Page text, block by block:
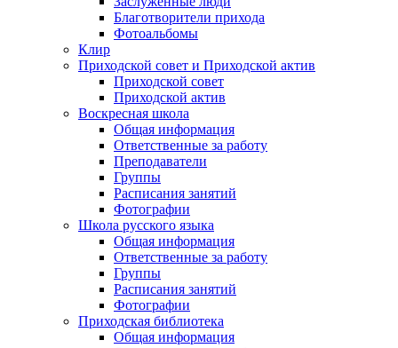
Благотворители прихода
Фотоальбомы
Клир
Приходской совет и Приходской актив
Приходской совет
Приходской актив
Воскресная школа
Общая информация
Ответственные за работу
Преподаватели
Группы
Расписания занятий
Фотографии
Школа русского языка
Общая информация
Ответственные за работу
Группы
Расписания занятий
Фотографии
Приходская библиотека
Общая информация